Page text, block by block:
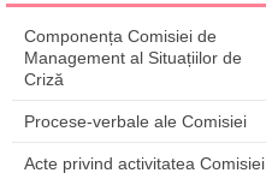
Componența Comisiei de
Management al Situațiilor de
Criză
Procese-verbale ale Comisiei
Acte privind activitatea Comisiei